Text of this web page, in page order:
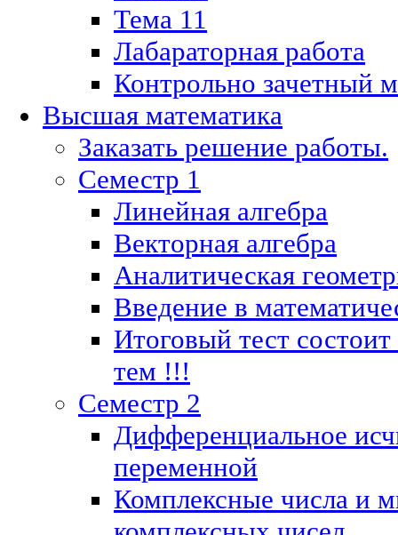
Тема 11
Лабараторная работа
Контрольно зачетный
Высшая математика
Заказать решение работы.
Семестр 1
Линейная алгебра
Векторная алгебра
Аналитическая
Введение в
Итоговый тест
тем !!!
Семестр 2
Дифференциальное
переменной
Комплексные числа и